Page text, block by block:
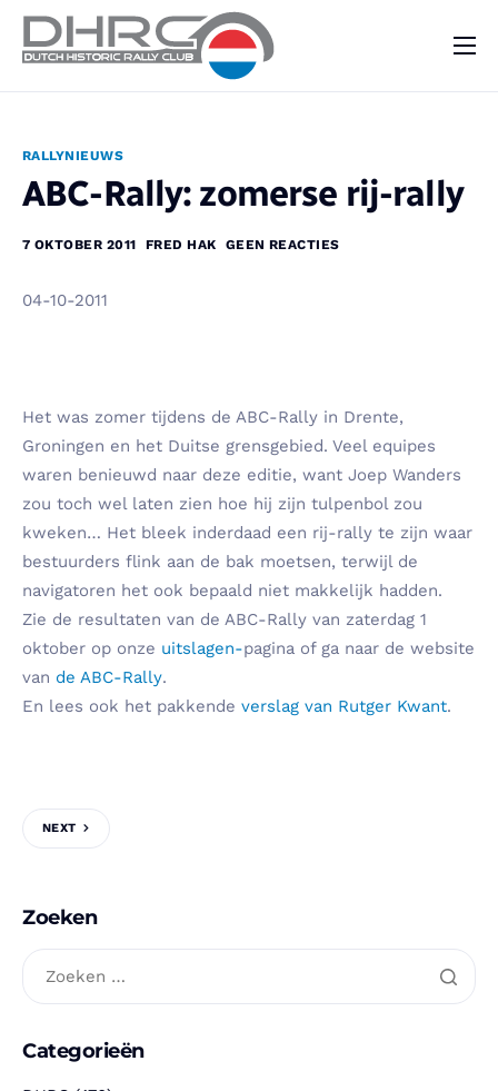
Vraag & Aanbod
RALLYNIEUWS
ABC-Rally: zomerse rij-rally
7 OKTOBER 2011 FRED HAK GEEN REACTIES
04-10-2011
Het was zomer tijdens de ABC-Rally in Drente,
Groningen en het Duitse grensgebied. Veel equipes
waren benieuwd naar deze editie, want Joep Wanders
zou toch wel laten zien hoe hij zijn tulpenbol zou
kweken… Het bleek inderdaad een rij-rally te zijn waar
bestuurders flink aan de bak moetsen, terwijl de
navigatoren het ook bepaald niet makkelijk hadden.
Zie de resultaten van de ABC-Rally van zaterdag 1
oktober op onze uitslagen-pagina of ga naar de website
van de ABC-Rally.
En lees ook het pakkende verslag van Rutger Kwant.
NEXT
Zoeken
Categorieën